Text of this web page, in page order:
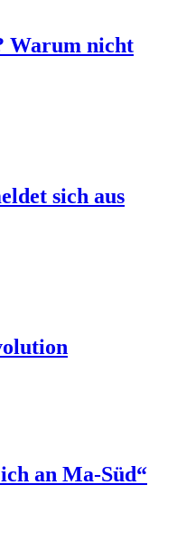
Warum nicht
sich aus
an Ma-Süd“